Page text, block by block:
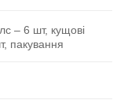
– 6 шт, кущові
пакування